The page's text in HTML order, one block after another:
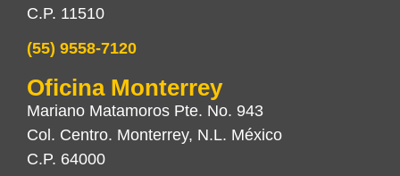
C.P. 11510
(55) 9558-7120
Oficina Monterrey
Mariano Matamoros Pte. No. 943
Col. Centro. Monterrey, N.L. México
C.P. 64000